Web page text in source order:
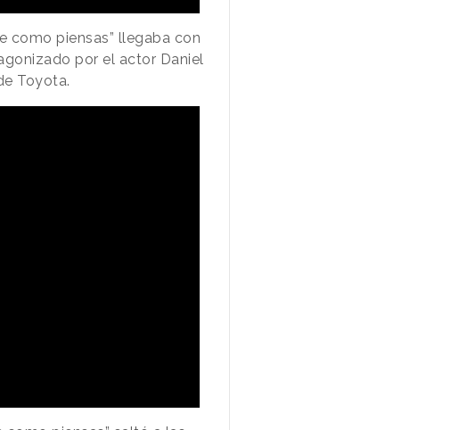
como piensas” llegaba con
por el actor Daniel
Toyota.